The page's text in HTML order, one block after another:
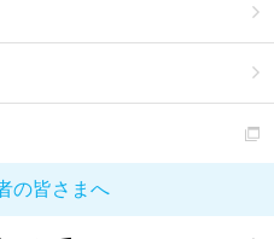
の皆さまへ